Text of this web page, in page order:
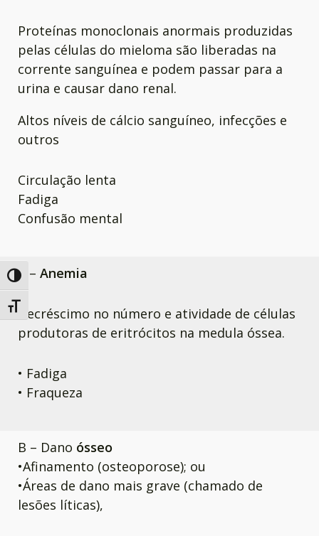
Alternar alto contraste
Alternar tamanho da fonte
Proteínas monoclonais anormais produzidas
pelas células do mieloma são liberadas na
corrente sanguínea e podem passar para a
urina e causar dano renal.
Altos níveis de cálcio sanguíneo, infecções e
outros
Circulação lenta
Fadiga
Confusão mental
A – Anemia
Decréscimo no número e atividade de células
produtoras de eritrócitos na medula óssea.
• Fadiga
• Fraqueza
B – Dano ósseo
•Afinamento (osteoporose); ou
•Áreas de dano mais grave (chamado de
lesões líticas),